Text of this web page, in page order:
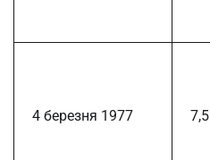
4 березня 1977 7,5